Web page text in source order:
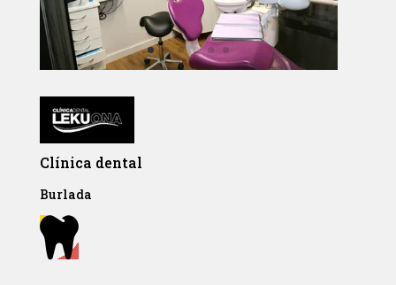
Clínica dental
Burlada
